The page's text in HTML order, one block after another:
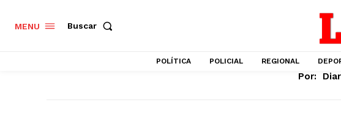
MENU Buscar
POLÍTICA POLICIAL REGIONAL
Por: